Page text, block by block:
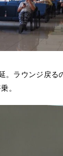
。ラウンジ戻る
。